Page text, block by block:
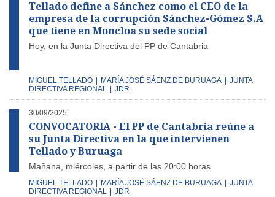
Tellado define a Sánchez como el CEO de la
empresa de la corrupción Sánchez-Gómez S.A
que tiene en Moncloa su sede social
Hoy, en la Junta Directiva del PP de Cantabria
MIGUEL TELLADO MARÍA JOSÉ SÁENZ DE BURUAGA
JUNTA
DIRECTIVA REGIONAL
JDR
30/09/2025
CONVOCATORIA - El PP de Cantabria reúne a
su Junta Directiva en la que intervienen
Tellado y Buruaga
Mañana, miércoles, a partir de las 20:00 horas
MIGUEL TELLADO MARÍA JOSÉ SÁENZ DE BURUAGA
JUNTA
DIRECTIVA REGIONAL
JDR